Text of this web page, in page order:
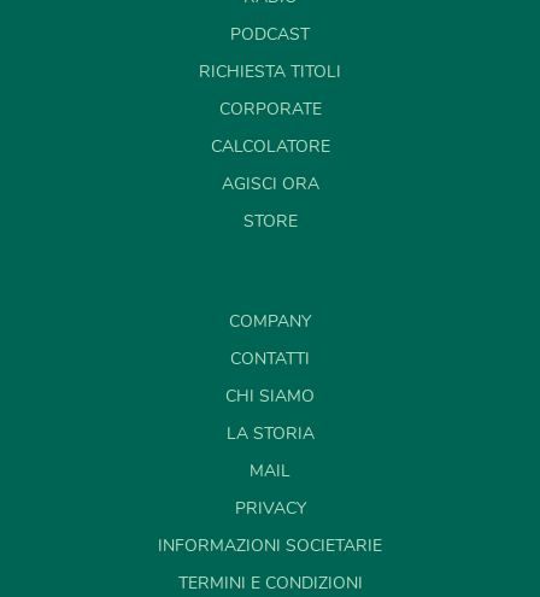
PODCAST
RICHIESTA TITOLI
CORPORATE
CALCOLATORE
AGISCI ORA
STORE
COMPANY
CONTATTI
CHI SIAMO
LA STORIA
MAIL
PRIVACY
INFORMAZIONI SOCIETARIE
TERMINI E CONDIZIONI